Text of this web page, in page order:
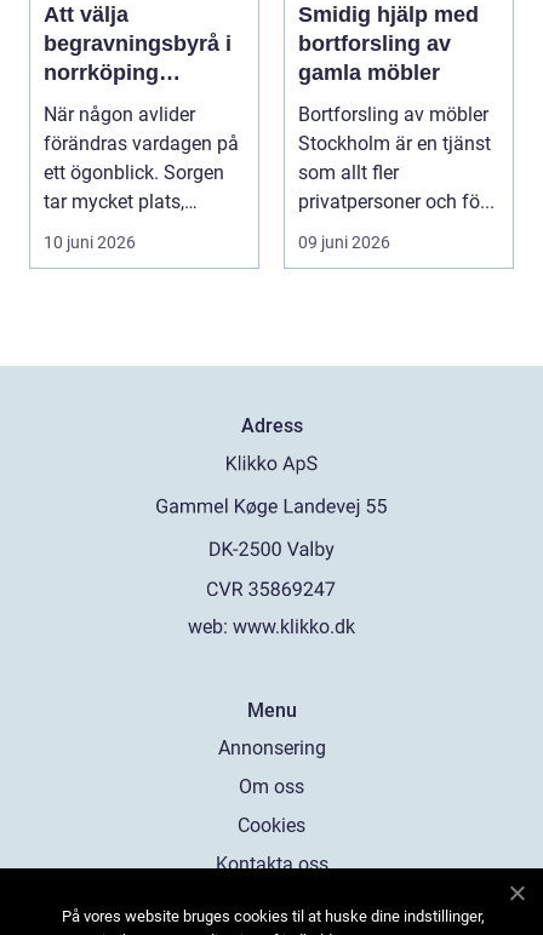
Att välja
begravningsbyrå i
norrköping
trygghet, stöd och
praktisk hjälp
När någon avlider
förändras vardagen på
ett ögonblick. Sorgen
tar mycket plats,
samtidigt som många
10 juni 2026
Smidig hjälp med
bortforsling av
gamla möbler
Bortforsling av möbler
Stockholm är en tjänst
som allt fler
privatpersoner och fö...
09 juni 2026
Adress
web: www.klikko.dk
Menu
Annonsering
Om oss
Cookies
Kontakta oss
På vores website bruges cookies til at huske dine indstillinger,